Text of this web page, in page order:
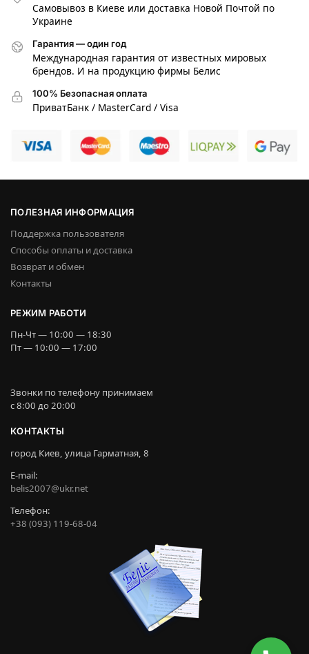
Самовывоз в Киеве или доставка Новой Почтой по
Украине
Гарантия — один год
Международная гарантия от известных мировых
брендов. И на продукцию фирмы Белис
100% Безопасная оплата
ПриватБанк / MasterCard / Visa
ПОЛЕЗНАЯ ИНФОРМАЦИЯ
Поддержка пользователя
Способы оплаты и доставка
Возврат и обмен
Контакты
РЕЖИМ РАБОТИ
Пн-Чт — 10:00 — 18:30
Пт — 10:00 — 17:00
Звонки по телефону принимаем
c 8:00 до 20:00
КОНТАКТЫ
город Киев, улица Гарматная, 8
E-mail:
belis2007@ukr.net
Телефон:
+38 (093) 119-68-04